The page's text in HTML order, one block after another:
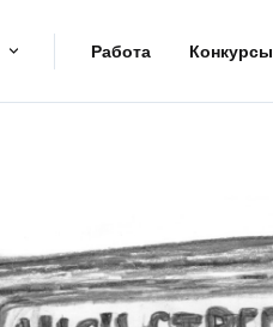
Работа Конкурсы